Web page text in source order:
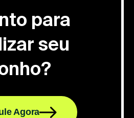
para
seu
Agora